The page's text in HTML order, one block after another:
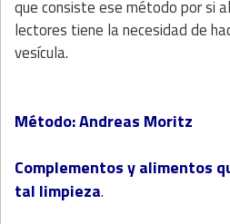
que consiste ese método por si
lectores tiene la necesidad de
vesícula.
Método: Andreas Moritz
Complementos y alimentos
tal limpieza.